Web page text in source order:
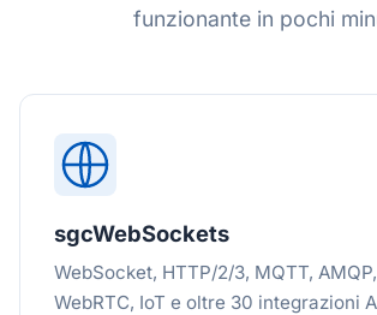
funzionante in pochi
sgcWebSockets
WebSocket, HTTP/2/3, MQTT,
WebRTC, IoT e oltre 30 integrazioni